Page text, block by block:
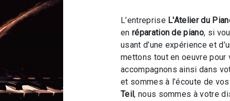
L’entreprise L'Atelier du
en réparation de piano, si
usant d’une expérience et
mettons tout en oeuvre
accompagnons ainsi dans
et sommes à l’écoute de
Teil, nous sommes à votre